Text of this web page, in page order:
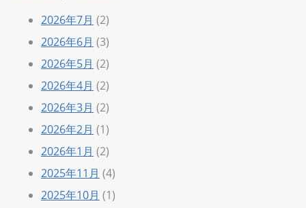
2026年7月 (2)
2026年6月 (3)
2026年5月 (2)
2026年4月 (2)
2026年3月 (2)
2026年2月 (1)
2026年1月 (2)
2025年11月 (4)
2025年10月 (1)